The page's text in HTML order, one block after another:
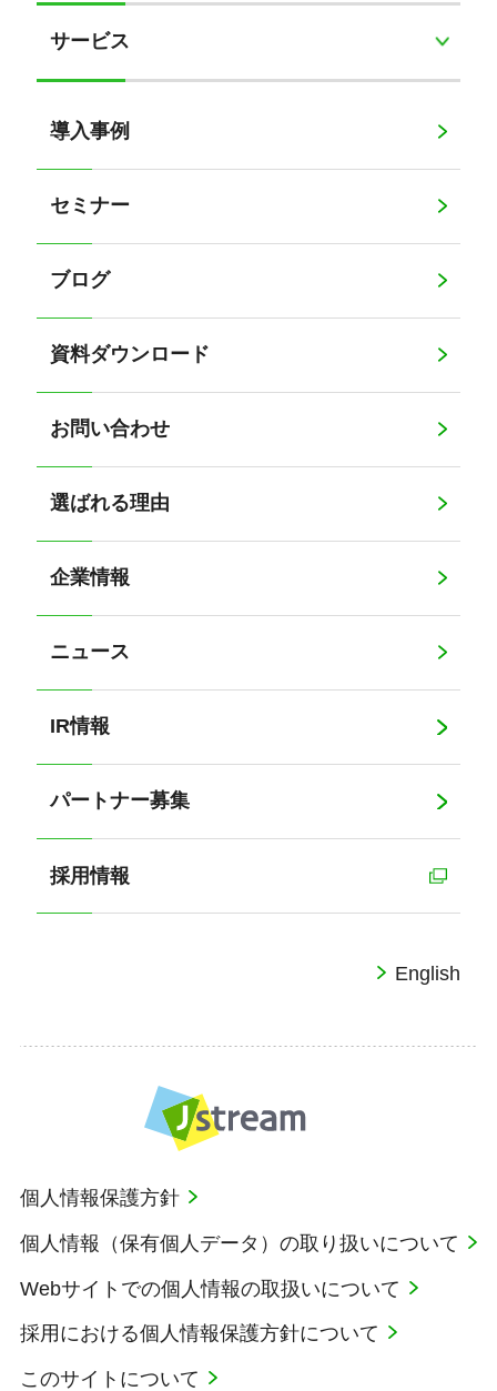
サービス
導入事例
セミナー
ブログ
資料ダウンロード
お問い合わせ
選ばれる理由
企業情報
ニュース
IR情報
パートナー募集
採用情報
English
個人情報保護方針
個人情報（保有個人データ）の取り扱いについて
Webサイトでの個人情報の取扱いについて
採用における個人情報保護方針について
このサイトについて